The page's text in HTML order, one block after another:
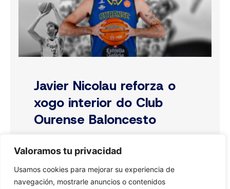
Valoramos tu privacidad
Usamos cookies para mejorar su experiencia de
navegación, mostrarle anuncios o contenidos
Javier Nicolau reforza o
xogo interior do Club
Ourense Baloncesto
16 de julio de 2026